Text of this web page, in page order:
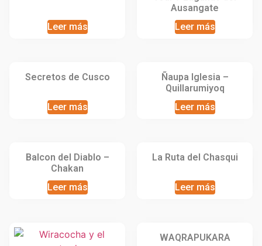
Leer más
Ausangate
Leer más
Secretos de Cusco
Leer más
Ñaupa Iglesia –
Quillarumiyoq
Leer más
Balcon del Diablo –
Chakan
Leer más
La Ruta del Chasqui
Leer más
WAQRAPUKARA